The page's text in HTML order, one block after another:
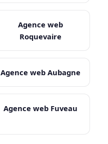
Agence web
Roquevaire
Agence web Aubagne
Agence web Fuveau